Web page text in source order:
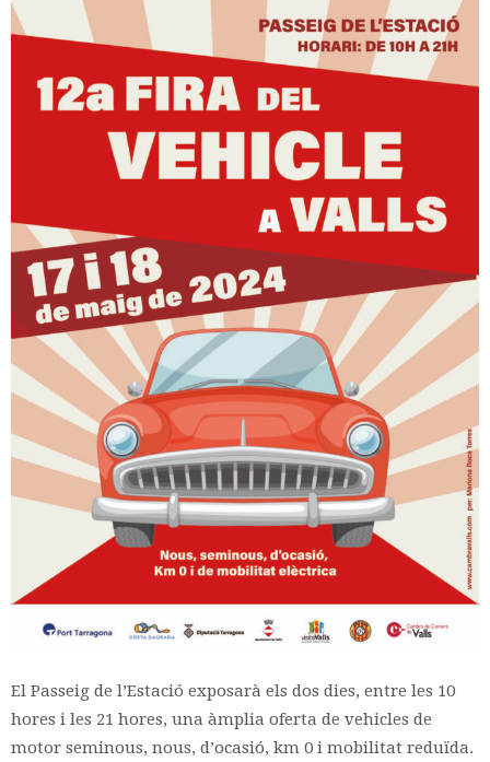
El Passeig de l’Estació exposarà els dos dies, entre les 10
hores i les 21 hores, una àmplia oferta de vehicles de
motor seminous, nous, d’ocasió, km 0 i mobilitat reduïda.